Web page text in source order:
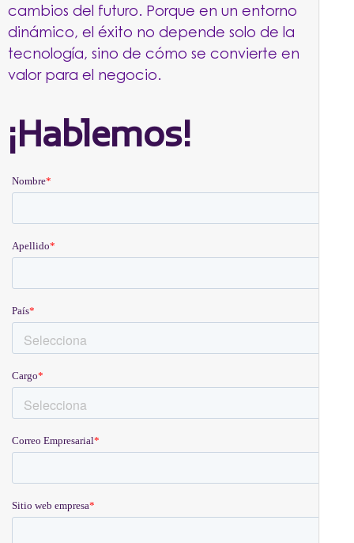
cambios del futuro. Porque en un entorno
dinámico, el éxito no depende solo de la
tecnología, sino de cómo se convierte en
valor para el negocio.
¡Hablemos!